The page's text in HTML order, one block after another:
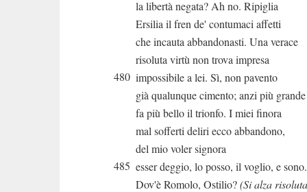
la libertà negata? Ah no. Ripiglia
Ersilia il fren de' contumaci affetti
che incauta abbandonasti. Una verace
risoluta virtù non trova impresa
480 impossibile a lei. Sì, non pavento
già qualunque cimento; anzi più grande
fa più bello il trionfo. I miei finora
mal sofferti deliri ecco abbandono,
del mio voler signora
485 esser deggio, lo posso, il voglio, e sono.
Dov'è Romolo, Ostilio?(Si alza